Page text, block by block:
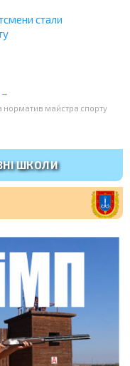
стали
→
норматив майстра спорту
ШКОЛИ